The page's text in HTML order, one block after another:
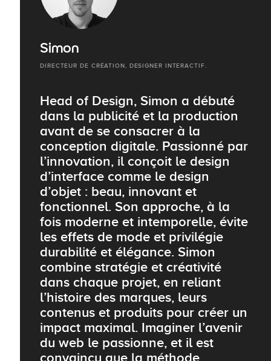
Simon
DIRECTEUR DE CRÉATION, DESIGNER INTERACTIF.
Head of Design, Simon a débuté
dans la publicité et la production
avant de se consacrer à la
conception digitale. Passionné par
l’innovation, il conçoit le design
d’interface comme le design
d’objet : beau, innovant et
fonctionnel. Son approche, à la
fois moderne et intemporelle, évite
les effets de mode et privilégie
durabilité et élégance. Simon
combine stratégie et créativité
dans chaque projet, en reliant
l’histoire des marques, leurs
contenus et produits pour créer un
impact maximal. Imaginer l’avenir
du web le passionne, et il est
convaincu que la méthode